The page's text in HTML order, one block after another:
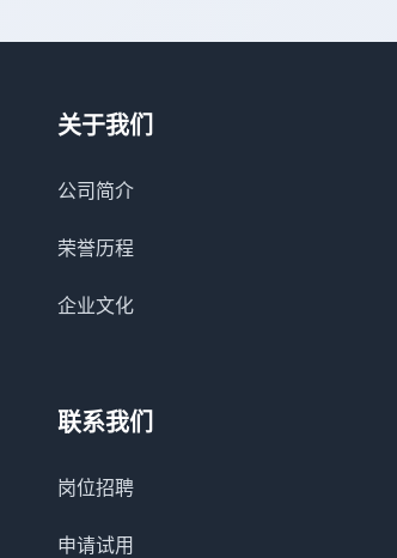
关于我们
公司简介
荣誉历程
企业文化
联系我们
岗位招聘
申请试用